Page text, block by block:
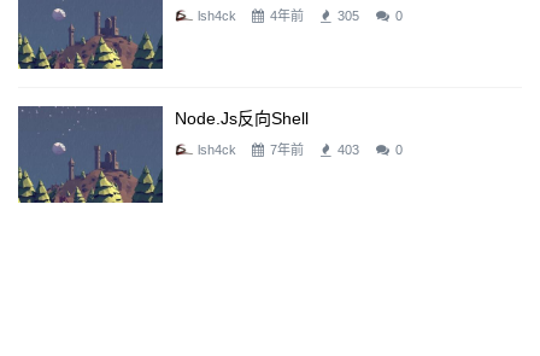
lsh4ck 4年前 305 0
Node.js反向Shell
lsh4ck 7年前 403 0